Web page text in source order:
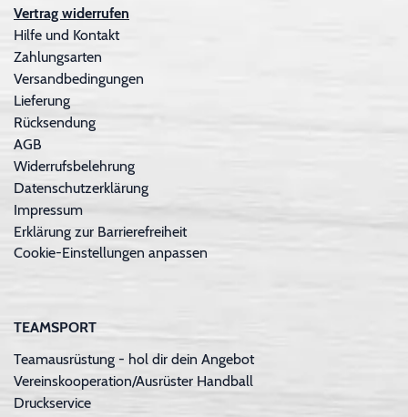
Vertrag widerrufen
Hilfe und Kontakt
Zahlungsarten
Versandbedingungen
Lieferung
Rücksendung
AGB
Widerrufsbelehrung
Datenschutzerklärung
Impressum
Erklärung zur Barrierefreiheit
Cookie-Einstellungen anpassen
TEAMSPORT
Teamausrüstung - hol dir dein Angebot
Vereinskooperation/Ausrüster Handball
Druckservice